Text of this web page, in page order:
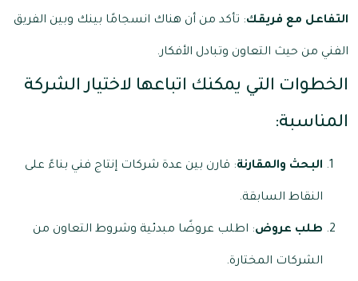
التفاعل مع فريقك: تأكد من أن هناك انسجامًا بينك وبين الفريق
الفني من حيث التعاون وتبادل الأفكار.
الخطوات التي يمكنك اتباعها لاختيار الشركة
المناسبة:
البحث والمقارنة: قارن بين عدة شركات إنتاج فني بناءً على
النقاط السابقة.
طلب عروض: اطلب عروضًا مبدئية وشروط التعاون من
الشركات المختارة.